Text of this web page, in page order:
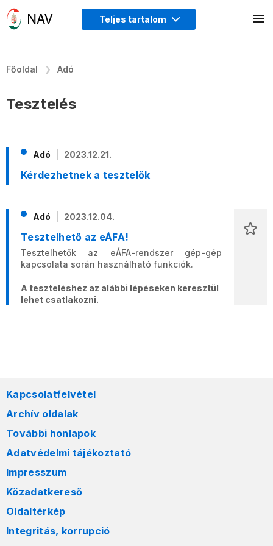
Teljes tartalom
Főoldal Adó
Tesztelés
Adó 2023.12.21.
Kérdezhetnek a tesztelők
Adó 2023.12.04.
Tesztelhető az eÁFA!
Tesztelhetők az eÁFA-rendszer gép-gép
kapcsolata során használható funkciók.
A teszteléshez az alábbi lépéseken keresztül
lehet csatlakozni.
Kapcsolatfelvétel
Archív oldalak
További honlapok
Adatvédelmi tájékoztató
Impresszum
Közadatkereső
Oldaltérkép
Integritás, korrupció